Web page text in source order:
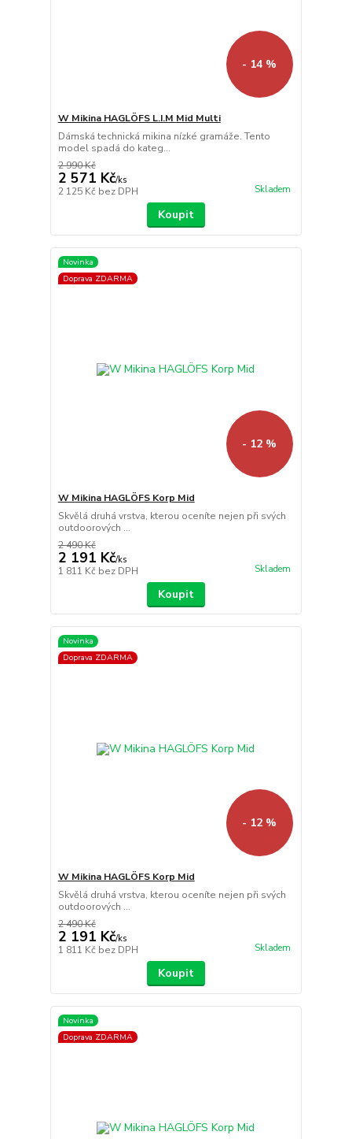
- 14 %
W Mikina HAGLÖFS L.I.M Mid Multi
Dámská technická mikina nízké gramáže. Tento
model spadá do kateg...
2 990 Kč
2 571 Kč/ks
2 125 Kč bez DPH Skladem
Koupit
Novinka
Doprava ZDARMA
- 12 %
W Mikina HAGLÖFS Korp Mid
Skvělá druhá vrstva, kterou oceníte nejen při svých
outdoorových ...
2 490 Kč
2 191 Kč/ks
1 811 Kč bez DPH Skladem
Koupit
Novinka
Doprava ZDARMA
- 12 %
W Mikina HAGLÖFS Korp Mid
Skvělá druhá vrstva, kterou oceníte nejen při svých
outdoorových ...
2 490 Kč
2 191 Kč/ks
1 811 Kč bez DPH Skladem
Koupit
Novinka
Doprava ZDARMA